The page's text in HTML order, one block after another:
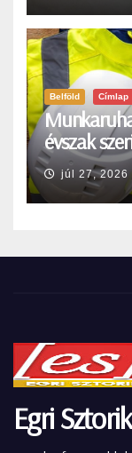
Belföld Címlap
évszak
júl 27, 2026
Egri Sztorik